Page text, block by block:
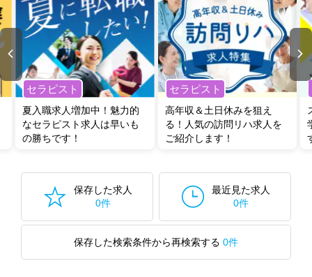
セラピスト
夏入職求人増加中！魅力的
なセラピスト求人は早いも
の勝ちです！
セラピスト
高年収＆土日休みを狙え
る！人気の訪問リハ求人を
ご紹介します！
保存した求人
0件
最近見た求人
0件
保存した検索条件から再検索する 0件